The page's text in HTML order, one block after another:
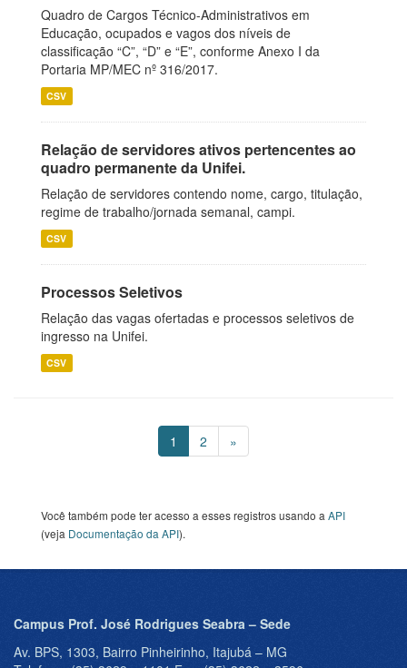
Quadro de Cargos Técnico-Administrativos em
Educação, ocupados e vagos dos níveis de
classificação “C”, “D” e “E”, conforme Anexo I da
Portaria MP/MEC nº 316/2017.
CSV
Relação de servidores ativos pertencentes ao
quadro permanente da Unifei.
Relação de servidores contendo nome, cargo, titulação,
regime de trabalho/jornada semanal, campi.
CSV
Processos Seletivos
Relação das vagas ofertadas e processos seletivos de
ingresso na Unifei.
CSV
1 2 »
Você também pode ter acesso a esses registros usando a API
(veja Documentação da API).
Campus Prof. José Rodrigues Seabra – Sede
Av. BPS, 1303, Bairro Pinheirinho, Itajubá – MG